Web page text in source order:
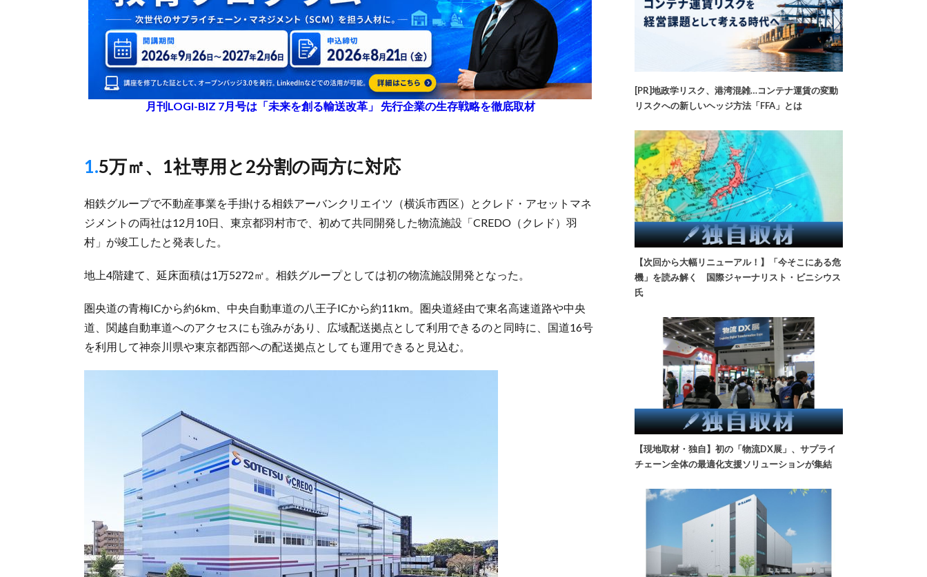
月刊LOGI-BIZ 7月号は「未来を創る輸送改革」 先行企業の生存戦略を徹底取材
1.5万㎡、1社専用と2分割の両方に対応
相鉄グループで不動産事業を手掛ける相鉄アーバンクリエイツ（横浜市西区）とクレド・アセットマネ
ジメントの両社は12月10日、東京都羽村市で、初めて共同開発した物流施設「CREDO（クレド）羽
村」が竣工したと発表した。
地上4階建て、延床面積は1万5272㎡。相鉄グループとしては初の物流施設開発となった。
圏央道の青梅ICから約6km、中央自動車道の八王子ICから約11km。圏央道経由で東名高速道路や中央
道、関越自動車道へのアクセスにも強みがあり、広域配送拠点として利用できるのと同時に、国道16号
を利用して神奈川県や東京都西部への配送拠点としても運用できると見込む。
[PR]地政学リスク、港湾混雑…コンテナ運賃の変動
リスクへの新しいヘッジ方法「FFA」とは
【次回から大幅リニューアル！】「今そこにある危
機」を読み解く 国際ジャーナリスト・ビニシウス
氏
【現地取材・独自】初の「物流DX展」、サプライ
チェーン全体の最適化支援ソリューションが集結